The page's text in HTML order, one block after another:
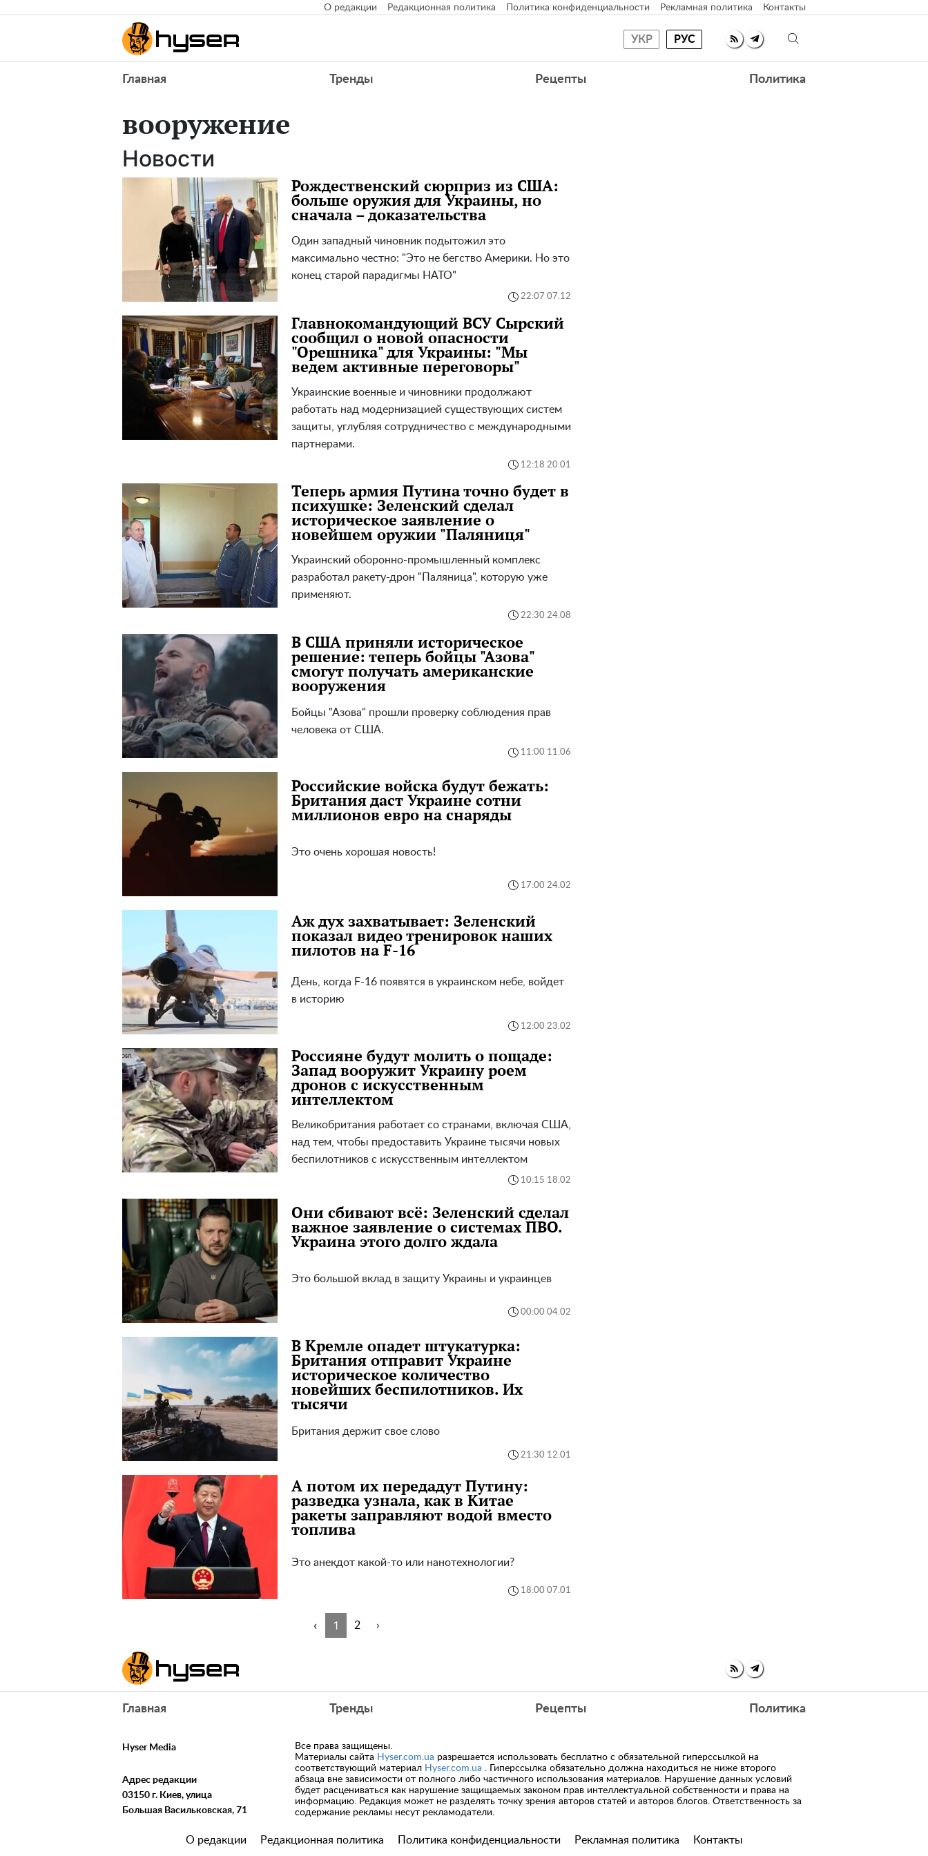
О редакции Редакционная политика Политика конфиденциальности Рекламная политика Контакты
УКР РУС
Главная Тренды Рецепты Политика
вооружение
Новости
Рождественский сюрприз из США:
больше оружия для Украины, но
сначала – доказательства
Один западный чиновник подытожил это
максимально честно: "Это не бегство Америки. Но это
конец старой парадигмы НАТО"
22:07 07.12
Главнокомандующий ВСУ Сырский
сообщил о новой опасности
"Орешника" для Украины: "Мы
ведем активные переговоры"
Украинские военные и чиновники продолжают
работать над модернизацией существующих систем
защиты, углубляя сотрудничество с международными
партнерами.
12:18 20.01
Теперь армия Путина точно будет в
психушке: Зеленский сделал
историческое заявление о
новейшем оружии "Паляниця"
Украинский оборонно-промышленный комплекс
разработал ракету-дрон "Паляница", которую уже
применяют.
22:30 24.08
В США приняли историческое
решение: теперь бойцы "Азова"
смогут получать американские
вооружения
Бойцы "Азова" прошли проверку соблюдения прав
человека от США.
11:00 11.06
Российские войска будут бежать:
Британия даст Украине сотни
миллионов евро на снаряды
Это очень хорошая новость!
17:00 24.02
Аж дух захватывает: Зеленский
показал видео тренировок наших
пилотов на F-16
День, когда F-16 появятся в украинском небе, войдет
в историю
12:00 23.02
Россияне будут молить о пощаде:
Запад вооружит Украину роем
дронов с искусственным
интеллектом
Великобритания работает со странами, включая США,
над тем, чтобы предоставить Украине тысячи новых
беспилотников с искусственным интеллектом
10:15 18.02
Они сбивают всё: Зеленский сделал
важное заявление о системах ПВО.
Украина этого долго ждала
Это большой вклад в защиту Украины и украинцев
00:00 04.02
В Кремле опадет штукатурка:
Британия отправит Украине
историческое количество
новейших беспилотников. Их
тысячи
Британия держит свое слово
21:30 12.01
А потом их передадут Путину:
разведка узнала, как в Китае
ракеты заправляют водой вместо
топлива
Это анекдот какой-то или нанотехнологии?
18:00 07.01
‹ 1 2 ›
Главная Тренды Рецепты Политика
Hyser Media
Адрес редакции
03150 г. Киев, улица
Большая Васильковская, 71
Все права защищены.
Материалы сайта Hyser.com.ua разрешается использовать бесплатно с обязательной гиперссылкой на
соответствующий материал Hyser.com.ua . Гиперссылка обязательно должна находиться не ниже второго
абзаца вне зависимости от полного либо частичного использования материалов. Нарушение данных условий
будет расцениваться как нарушение защищаемых законом прав интеллектуальной собственности и права на
информацию. Редакция может не разделять точку зрения авторов статей и авторов блогов. Ответственность за
содержание рекламы несут рекламодатели.
О редакции Редакционная политика Политика конфиденциальности Рекламная политика Контакты